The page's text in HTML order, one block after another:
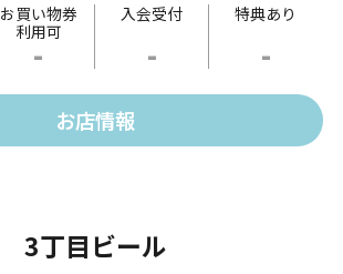
お買い物券
利用可
-
入会受付
-
特典あり
-
お店情報
3丁目ビール